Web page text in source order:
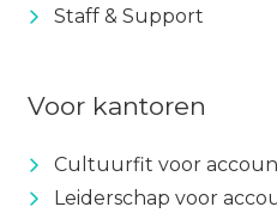
Staff & Support
Voor kantoren
Cultuurfit voor
Leiderschap voor